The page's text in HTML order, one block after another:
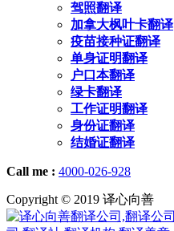
驾照翻译
加拿大枫叶卡翻译
疫苗接种证翻译
单身证明翻译
户口本翻译
绿卡翻译
工作证明翻译
身份证翻译
结婚证翻译
Call me : 4000-026-928
Copyright © 2019 译心向善